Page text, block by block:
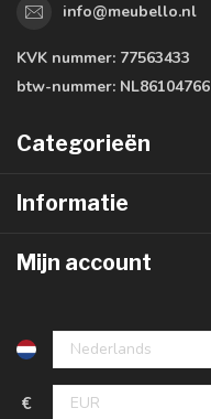
info@meubello.nl
KVK nummer: 77563433
btw-nummer:
Categorieën
Informatie
Mijn account
€